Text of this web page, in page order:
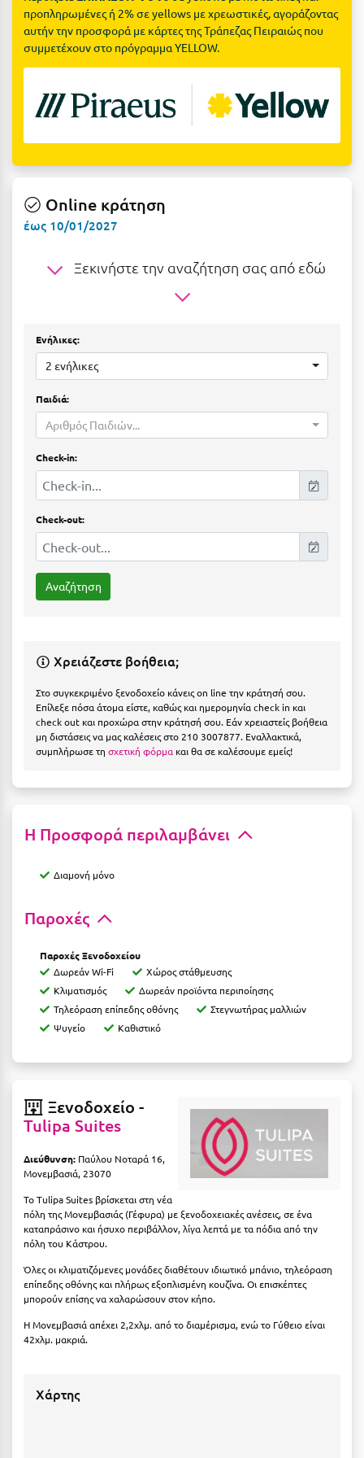
Βόλος
Βραχάτι Κορινθίας
Βυτίνα
Γαλαξiδι
Γλυφάδα
Γρεβενά
Γύθειο
Διακοπτό
Ελάτη Αρκαδίας
Ελληνικό Αρκαδίας
Ελούντα Κρήτης
Ερέτρια
Ερμιόνη
Εύβοια
Ευρυτανία
Ζαγοροχώρια
Ζάκυνθος
Θ
Θάσος
Θεσσαλονίκη
Ιεράπετρα
Ιθάκη
Ιωάννινα
Καβάλα
Καλάβρυτα
Καλαμάτα
Κάλαμος
Καλαμπάκα
Κάλυμνος
Καρδάμαινα
Δες όλα τα πακέτα διακοπών
προπληρωμένες ή 2% σε yellows με χρεωστικές, αγοράζοντας
αυτήν την προσφορά με κάρτες της Τράπεζας Πειραιώς που
συμμετέχουν στο πρόγραμμα YELLOW.
Online κράτηση
έως 10/01/2027
Ξεκινήστε την αναζήτηση σας από εδώ
Ενήλικες:
2 ενήλικες
Παιδιά:
Αριθμός Παιδιών...
Check-in:
Check-out:
Χρειάζεστε βοήθεια;
Στο συγκεκριμένο ξενοδοχείο κάνεις on line την κράτησή σου.
Επίλεξε πόσα άτομα είστε, καθώς και ημερομηνία check in και
check out και προχώρα στην κράτησή σου. Εάν χρειαστείς βοήθεια
μη διστάσεις να μας καλέσεις στο 210 3007877. Εναλλακτικά,
συμπλήρωσε τη σχετική φόρμα και θα σε καλέσουμε εμείς!
Η Προσφορά περιλαμβάνει
Διαμονή μόνο
Παροχές
Παροχές Ξενοδοχείου
Δωρεάν Wi-Fi
Χώρος στάθμευσης
Κλιματισμός
Δωρεάν προϊόντα περιποίησης
Τηλεόραση επίπεδης οθόνης
Στεγνωτήρας μαλλιών
Ψυγείο
Καθιστικό
Ξενοδοχείο -
Tulipa Suites
Διεύθυνση: Παύλου Νοταρά 16,
Μονεμβασιά, 23070
Το Tulipa Suites βρίσκεται στη νέα
πόλη της Μονεμβασιάς (Γέφυρα) με ξενοδοχειακές ανέσεις, σε ένα
καταπράσινο και ήσυχο περιβάλλον, λίγα λεπτά με τα πόδια από την
πόλη του Κάστρου.
Όλες οι κλιματιζόμενες μονάδες διαθέτουν ιδιωτικό μπάνιο, τηλεόραση
επίπεδης οθόνης και πλήρως εξοπλισμένη κουζίνα. Οι επισκέπτες
μπορούν επίσης να χαλαρώσουν στον κήπο.
Η Μονεμβασιά απέχει 2,2χλμ. από το διαμέρισμα, ενώ το Γύθειο είναι
42χλμ. μακριά.
Χάρτης